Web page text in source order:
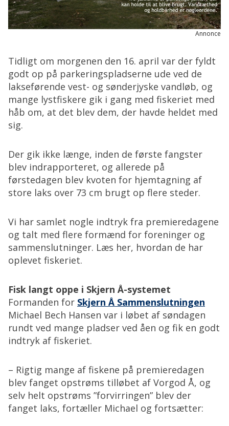
Annonce
Tidligt om morgenen den 16. april var der fyldt
godt op på parkeringspladserne ude ved de
lakseførende vest- og sønderjyske vandløb, og
mange lystfiskere gik i gang med fiskeriet med
håb om, at det blev dem, der havde heldet med
sig.
Der gik ikke længe, inden de første fangster
blev indrapporteret, og allerede på
førstedagen blev kvoten for hjemtagning af
store laks over 73 cm brugt op flere steder.
Vi har samlet nogle indtryk fra premieredagene
og talt med flere formænd for foreninger og
sammenslutninger. Læs her, hvordan de har
oplevet fiskeriet.
Fisk langt oppe i Skjern Å-systemet
Formanden for Skjern Å Sammenslutningen
Michael Bech Hansen var i løbet af søndagen
rundt ved mange pladser ved åen og fik en godt
indtryk af fiskeriet.
– Rigtig mange af fiskene på premieredagen
blev fanget opstrøms tilløbet af Vorgod Å, og
selv helt opstrøms ”forvirringen” blev der
fanget laks, fortæller Michael og fortsætter: